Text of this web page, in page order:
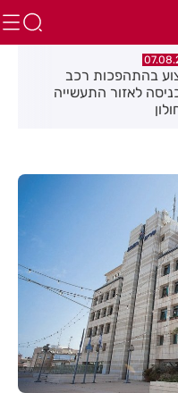
07.08.26
תיסלם ואתניקס הרימו את
חולון באוויר